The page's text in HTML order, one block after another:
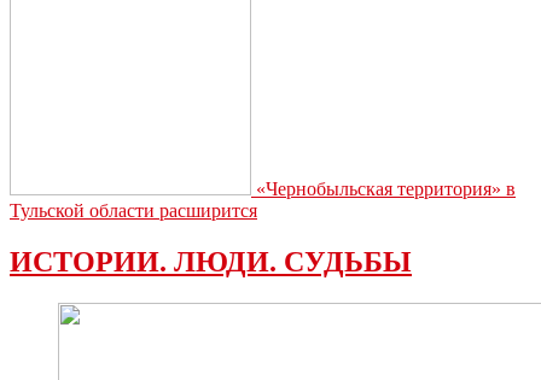
«Чернобыльская территория» в
Тульской области расширится
ИСТОРИИ. ЛЮДИ. СУДЬБЫ